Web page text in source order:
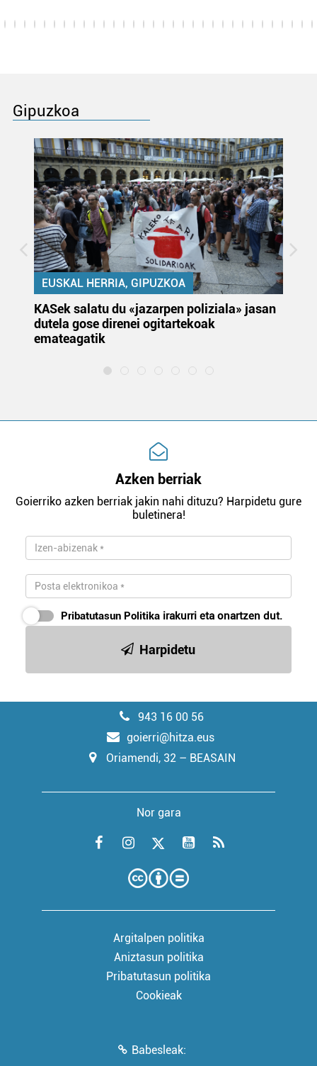
Gipuzkoa
EUSKAL HERRIA, GIPUZKOA
KASek salatu du «jazarpen poliziala» jasan
dutela gose direnei ogitartekoak
emateagatik
Azken berriak
Goierriko azken berriak jakin nahi dituzu? Harpidetu gure
buletinera!
Pribatutasun Politika irakurri eta onartzen dut.
Harpidetu
943 16 00 56
goierri@hitza.eus
Oriamendi, 32 – BEASAIN
Nor gara
Argitalpen politika
Aniztasun politika
Pribatutasun politika
Cookieak
Babesleak: